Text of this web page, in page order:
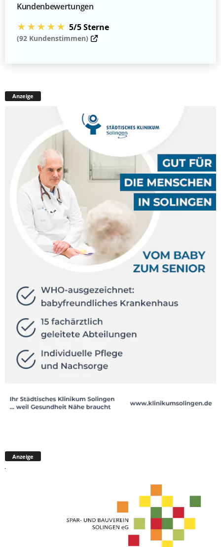
Kundenbewertungen
★★★★★ 5/5 Sterne
(92 Kundenstimmen)
Anzeige
Anzeige